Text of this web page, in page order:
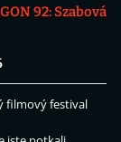
92: Szabová
filmový festival